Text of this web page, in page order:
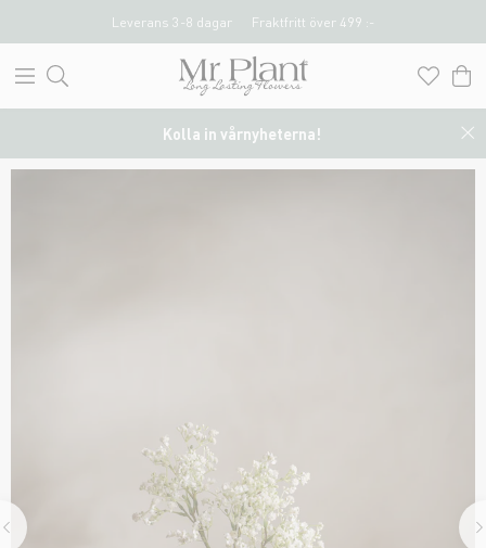
Leverans 3-8 dagar Fraktfritt över 499 :-
Kolla in vårnyheterna!